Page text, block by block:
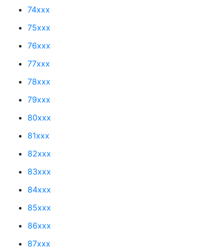
74xxx
75xxx
76xxx
77xxx
78xxx
79xxx
80xxx
81xxx
82xxx
83xxx
84xxx
85xxx
86xxx
87xxx